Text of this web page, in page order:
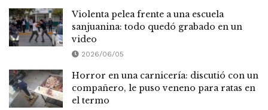
Violenta pelea frente a una escuela
sanjuanina: todo quedó grabado en un
video
2026/06/05
Horror en una carnicería: discutió con un
compañero, le puso veneno para ratas en
el termo